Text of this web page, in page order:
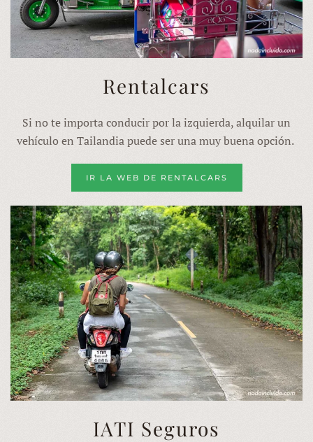
Rentalcars
Si no te importa conducir por la izquierda, alquilar un
vehículo en Tailandia puede ser una muy buena opción.
IR LA WEB DE RENTALCARS
IATI Seguros